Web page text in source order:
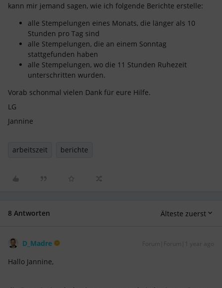
kann mir jemand sagen, wie ich folgende Berichte erstelle:
alle Stempelungen eines Monats, die länger als 10
Stunden pro Tag sind
alle Stempelungen, die an einem Sonntag
stattgefunden haben
alle Stempelungen, wo die 11 Stunden Ruhezeit
unterschritten wurden.
Vorab schonmal vielen Dank für eure Hilfe.
LG
Jannine
arbeitszeit berichte
8 Antworten Älteste zuerst
D_Madre Forum|Forum|1 year ago
Hallo Jannine,